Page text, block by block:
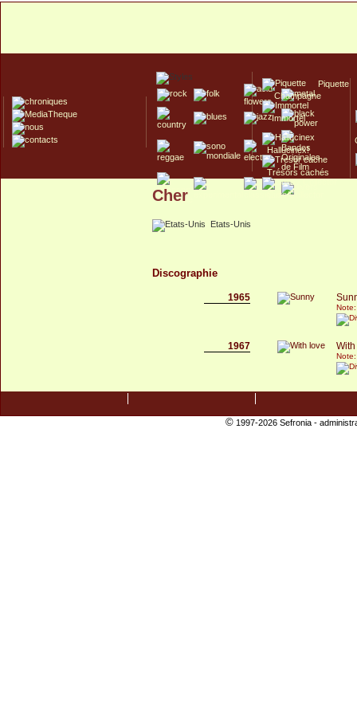
Piquette
Champagne
Immortel
Hallucinex!
Trésors cachés
Culte/Collector
Cher
Etats-Unis
Discographie
1965
1967
©1997-2026 Sefronia -